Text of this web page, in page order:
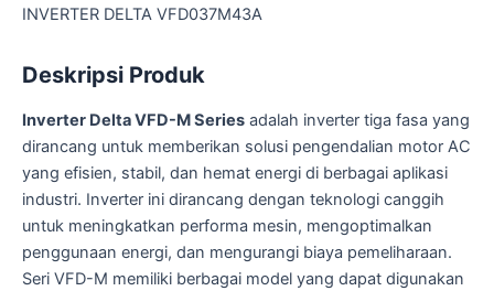
INVERTER DELTA VFD037M43A
Deskripsi Produk
Inverter Delta VFD-M Series adalah inverter tiga fasa yang
dirancang untuk memberikan solusi pengendalian motor AC
yang efisien, stabil, dan hemat energi di berbagai aplikasi
industri. Inverter ini dirancang dengan teknologi canggih
untuk meningkatkan performa mesin, mengoptimalkan
penggunaan energi, dan mengurangi biaya pemeliharaan.
Seri VFD-M memiliki berbagai model yang dapat digunakan